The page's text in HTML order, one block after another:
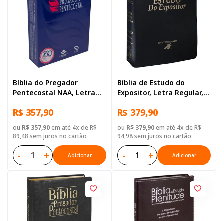
Bíblia do Pregador
Pentecostal NAA, Letra
índice, Capa Couro
Sintético Azul
R$ 357,90
ou R$ 357,90em até 4x de R$
89,48 sem juros no cartão
- + Adicionar
Bíblia de Estudo do
Expositor, Letra Regular,
Sintético Preta
R$ 379,90
ou R$ 379,90em até 4x de R$
94,98 sem juros no cartão
- + Adicionar